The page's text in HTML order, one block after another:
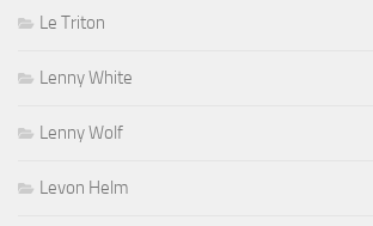
Le Triton
Lenny White
Lenny Wolf
Levon Helm